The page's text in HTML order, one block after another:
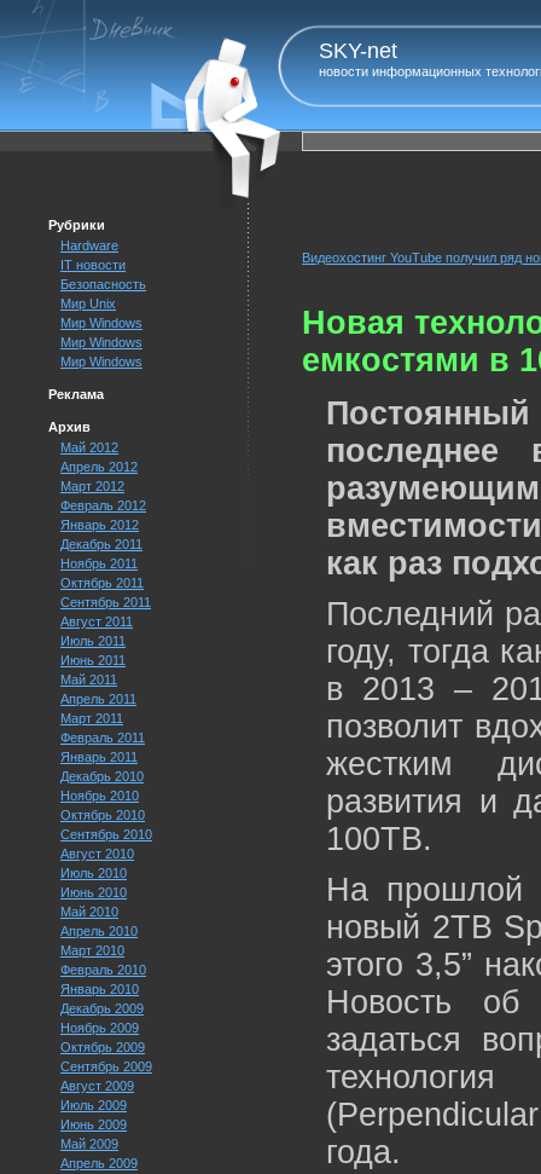
SKY-net
новости информационных
Рубрики
Hardware
IT новости
Безопасность
Мир Unix
Мир Windows
Мир Windows
Мир Windows
Реклама
Архив
Май 2012
Апрель 2012
Март 2012
Февраль 2012
Январь 2012
Декабрь 2011
Ноябрь 2011
Октябрь 2011
Сентябрь 2011
Август 2011
Июль 2011
Июнь 2011
Май 2011
Апрель 2011
Март 2011
Февраль 2011
Январь 2011
Декабрь 2010
Ноябрь 2010
Октябрь 2010
Сентябрь 2010
Август 2010
Июль 2010
Июнь 2010
Май 2010
Апрель 2010
Март 2010
Февраль 2010
Январь 2010
Декабрь 2009
Ноябрь 2009
Октябрь 2009
Сентябрь 2009
Август 2009
Июль 2009
Июнь 2009
Май 2009
Апрель 2009
Видеохостинг YouTube получил ряд
Новая
емкостями в
как раз
Последний
году, тогда
в 2013 –
позволит
жестким
развития и
100TB.
На прошлой
новый 2TB
этого 3,5”
Новость об
задаться
года.